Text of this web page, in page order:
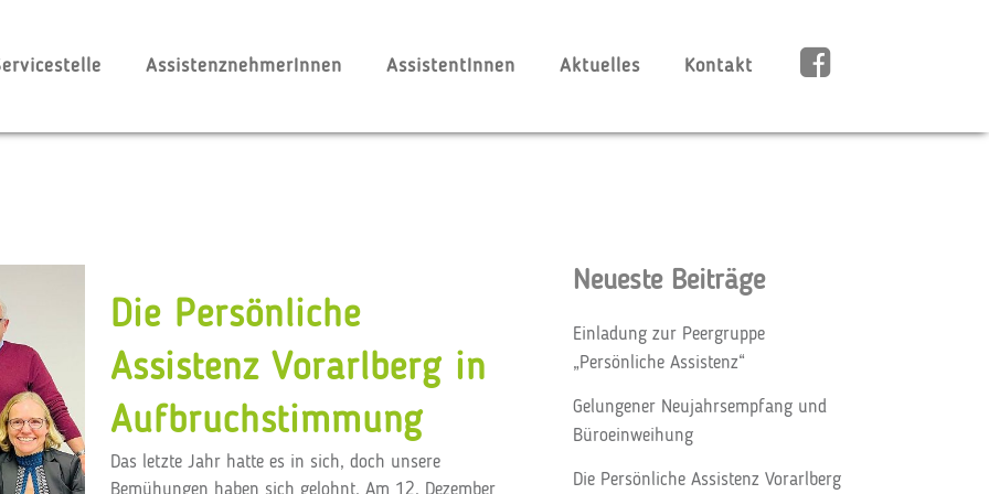
AssistenznehmerInnen AssistentInnen Aktuelles Kontakt
Die Persönliche
Assistenz Vorarlberg in
Aufbruchstimmung
Das letzte Jahr hatte es in sich, doch unsere
Bemühungen haben sich gelohnt. Am 12. Dezember
Neueste Beiträge
Einladung zur Peergruppe
„Persönliche Assistenz“
Gelungener Neujahrsempfang und
Büroeinweihung
Die Persönliche Assistenz Vorarlberg